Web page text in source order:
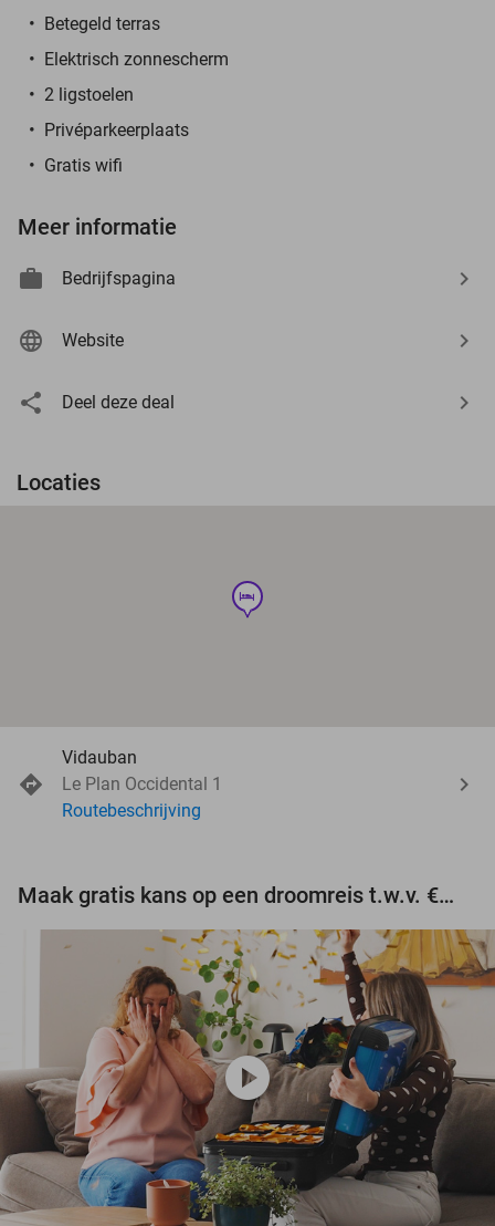
Betegeld terras
Elektrisch zonnescherm
2 ligstoelen
Privéparkeerplaats
Gratis wifi
Meer informatie
Bedrijfspagina
Website
Deel deze deal
Locaties
hotel
Vidauban
Le Plan Occidental 1
Routebeschrijving
Maak gratis kans op een droomreis t.w.v. €3.000!
play_circle